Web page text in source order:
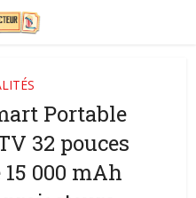
Portable
32 pouces
000 mAh